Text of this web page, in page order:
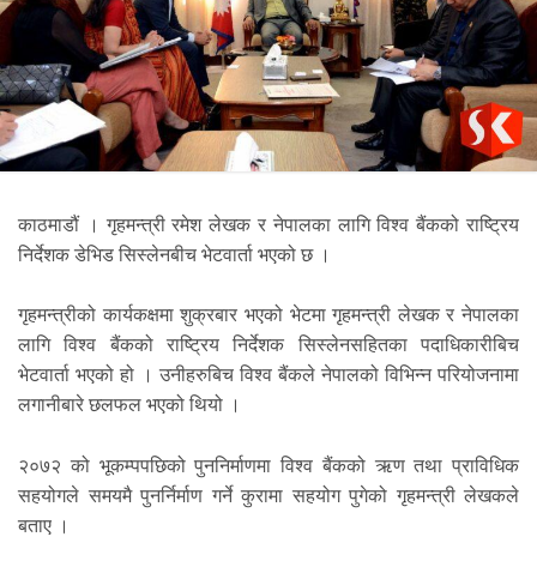
काठमाडौं । गृहमन्त्री रमेश लेखक र नेपालका लागि विश्व बैंकको राष्ट्रिय
निर्देशक डेभिड सिस्लेनबीच भेटवार्ता भएको छ ।
गृहमन्त्रीको कार्यकक्षमा शुक्रबार भएको भेटमा गृहमन्त्री लेखक र नेपालका
लागि विश्व बैंकको राष्ट्रिय निर्देशक सिस्लेनसहितका पदाधिकारीबिच
भेटवार्ता भएको हो । उनीहरुबिच विश्व बैंकले नेपालको विभिन्न परियोजनामा
लगानीबारे छलफल भएको थियो ।
२०७२ को भूकम्पपछिको पुननिर्माणमा विश्व बैंकको ऋण तथा प्राविधिक
सहयोगले समयमै पुनर्निर्माण गर्ने कुरामा सहयोग पुगेको गृहमन्त्री लेखकले
बताए ।